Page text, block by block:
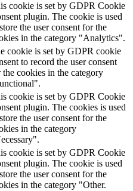
cookie is set by GDPR Cookie
plugin. The cookie is used
the user consent for the
in the category "Analytics".
cookie is set by GDPR cookie
to record the user consent
the cookies in the category
cookie is set by GDPR Cookie
plugin. The cookies is used
the user consent for the
in the category
cookie is set by GDPR Cookie
plugin. The cookie is used
the user consent for the
in the category "Other.